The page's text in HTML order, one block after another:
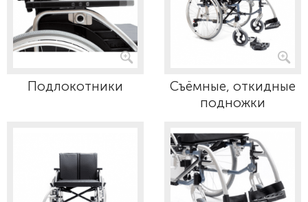
Подлокотники
Съёмные, откидные
подножки